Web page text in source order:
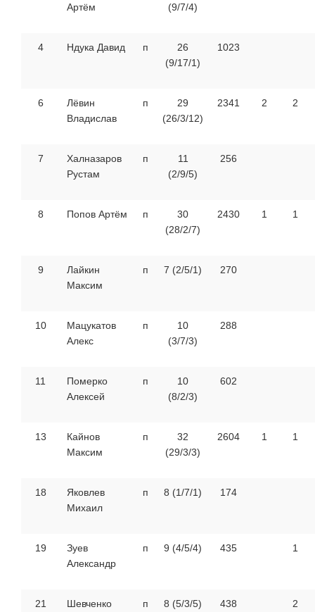
Артём
(9/7/4)
4 Ндука Давид п
26
(9/17/1)
1023
6
Лёвин
Владислав
п
29
(26/3/12)
2341 2 2
7
Халназаров
Рустам
п
11
(2/9/5)
256
8 Попов Артём п
30
(28/2/7)
2430 1 1
9
Лайкин
Максим
п 7 (2/5/1) 270
10
Мацукатов
Алекс
п
10
(3/7/3)
288
11
Померко
Алексей
п
10
(8/2/3)
602
13
Кайнов
Максим
п
32
(29/3/3)
2604 1 1
18
Яковлев
Михаил
п 8 (1/7/1) 174
19
Зуев
Александр
п 9 (4/5/4) 435 1
21 Шевченко п 8 (5/3/5) 438 2